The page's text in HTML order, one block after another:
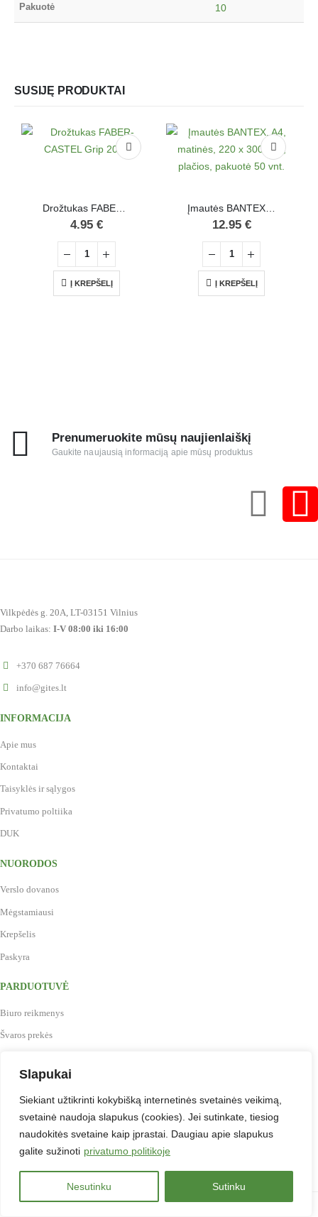
Slapukai
Siekiant užtikrinti kokybišką internetinės svetainės veikimą,
svetainė naudoja slapukus (cookies). Jei sutinkate, tiesiog
naudokitės svetaine kaip įprastai. Daugiau apie slapukus
galite sužinoti privatumo politikoje
Nesutinku Sutinku
Pakuotė 10
SUSIJĘ PRODUKTAI
4.95 €
Į KREPŠELĮ
12.95 €
Į KREPŠELĮ
Prenumeruokite mūsų naujienlaiškį
Gaukite naujausią informaciją apie mūsų produktus
Vilkpėdės g. 20A, LT-03151 Vilnius
Darbo laikas: I-V 08:00 iki 16:00
+370 687 76664
info@gites.lt
INFORMACIJA
Apie mus
Kontaktai
Taisyklės ir sąlygos
Privatumo poltiika
DUK
NUORODOS
Verslo dovanos
Mėgstamiausi
Krepšelis
Paskyra
PARDUOTUVĖ
Biuro reikmenys
Švaros prekės
Prekės vaikų kūrybai
Antspaudai
Verslo dovanos